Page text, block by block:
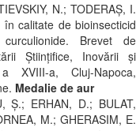
N.; TODERAȘ, I.
în calitate de bioinsecticid
Brevet de
Ştiinţifice, Inovării şi
XVIII-a, Cluj-Napoca,
Medalie de aur
Ş.; ERHAN, D.; BULAT,
M.; GHERASIM, E.